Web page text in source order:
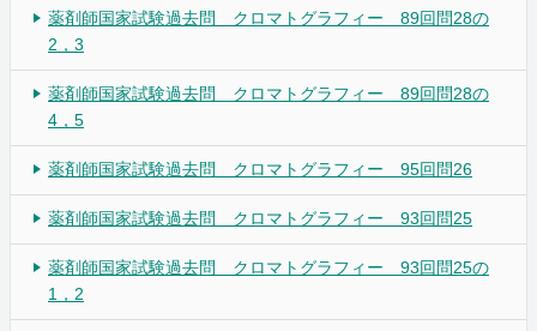
薬剤師国家試験過去問 クロマトグラフィー 89回問28の
2，3
薬剤師国家試験過去問 クロマトグラフィー 89回問28の
4，5
薬剤師国家試験過去問 クロマトグラフィー 95回問26
薬剤師国家試験過去問 クロマトグラフィー 93回問25
薬剤師国家試験過去問 クロマトグラフィー 93回問25の
1，2